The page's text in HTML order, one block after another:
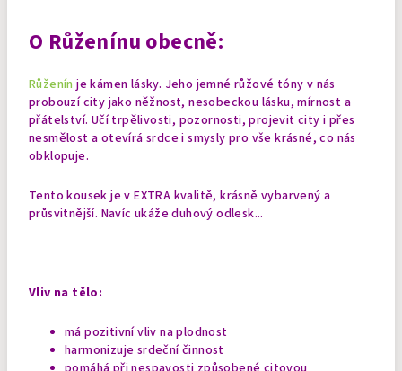
O Růženínu obecně:
Růženínje kámen lásky. Jeho jemné růžové tóny v nás
probouzí city jako něžnost, nesobeckou lásku, mírnost a
přátelství. Učí trpělivosti, pozornosti, projevit city i přes
nesmělost a otevírá srdce i smysly pro vše krásné, co nás
obklopuje.
Tento kousek je v EXTRA kvalitě, krásně vybarvený a
průsvitnější. Navíc ukáže duhový odlesk...
Vliv na tělo:
má pozitivní vliv na plodnost
harmonizuje srdeční činnost